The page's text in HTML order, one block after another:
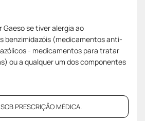
Gaeso se tiver alergia ao
benzimidazóis (medicamentos anti-
- medicamentos para tratar
ou a qualquer um dos componentes
PRESCRIÇÃO MÉDICA.